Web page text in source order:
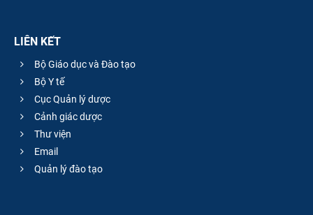
LIÊN KẾT
Bộ Giáo dục và Đào tạo
Bộ Y tế
Cục Quản lý dược
Cảnh giác dược
Thư viện
Email
Quản lý đào tạo